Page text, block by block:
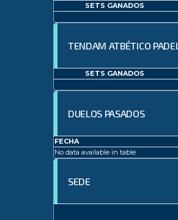
SETS GANADOS
TENDAM ATBÉTICO PADEL
SETS GANADOS
DUELOS PASADOS
FECHA
No data available in table
SEDE